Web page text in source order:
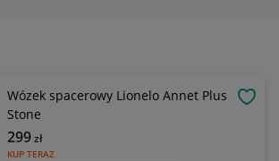
Wózek spacerowy Lionelo Annet Plus
Stone
KUP TERAZ
299zł